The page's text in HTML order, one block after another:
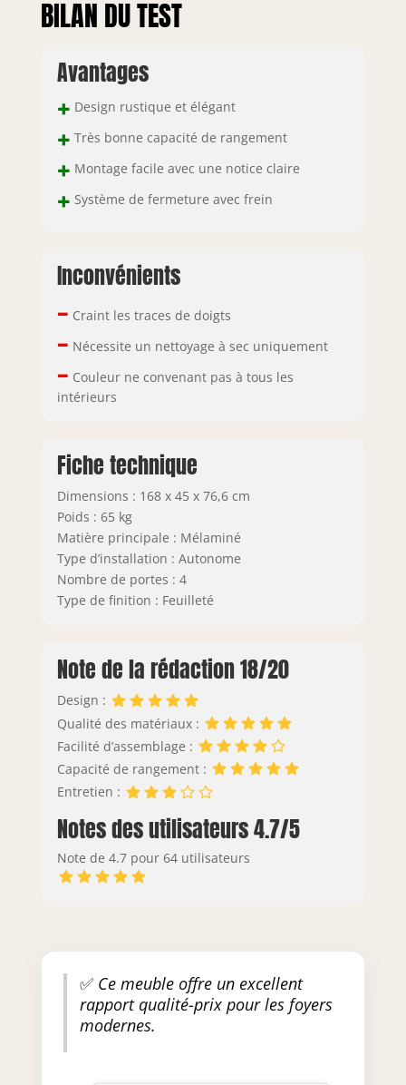
BILAN DU TEST
Avantages
+ Design rustique et élégant
+ Très bonne capacité de rangement
+ Montage facile avec une notice claire
+ Système de fermeture avec frein
Inconvénients
– Craint les traces de doigts
– Nécessite un nettoyage à sec uniquement
– Couleur ne convenant pas à tous les
intérieurs
Fiche technique
Dimensions : 168 x 45 x 76,6 cm
Poids : 65 kg
Matière principale : Mélaminé
Type d’installation : Autonome
Nombre de portes : 4
Type de finition : Feuilleté
Note de la rédaction 18/20
Design :
Qualité des matériaux :
Facilité d’assemblage :
Capacité de rangement :
Entretien :
Notes des utilisateurs 4.7/5
Note de 4.7 pour 64 utilisateurs
✅Ce meuble offre un excellent
rapport qualité-prix pour les foyers
modernes.